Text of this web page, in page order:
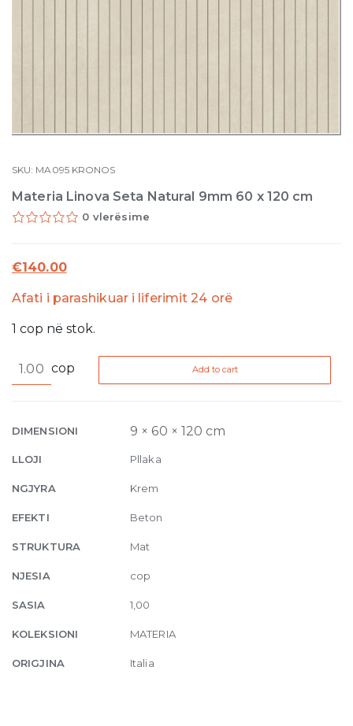
SKU: MA095 KRONOS
Materia Linova Seta Natural 9mm 60 x 120 cm
0 vlerësime
€140.00
Afati i parashikuar i liferimit 24 orë
1 cop në stok.
Linova
9mm
x
120
quantity
cop Add to cart
DIMENSIONI 9 × 60 × 120 cm
LLOJI Pllaka
NGJYRA Krem
EFEKTI Beton
STRUKTURA Mat
NJESIA cop
SASIA 1,00
KOLEKSIONI MATERIA
ORIGJINA Italia